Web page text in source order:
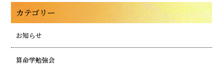
カテゴリー
お知らせ
算命学勉強会